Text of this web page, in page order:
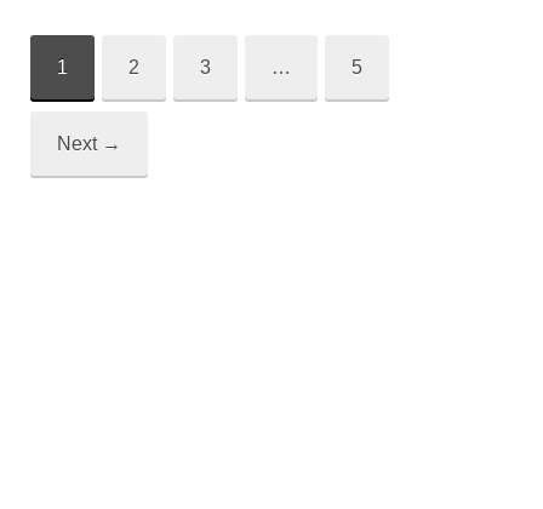
Post
navigation
1 2 3 … 5
Next →